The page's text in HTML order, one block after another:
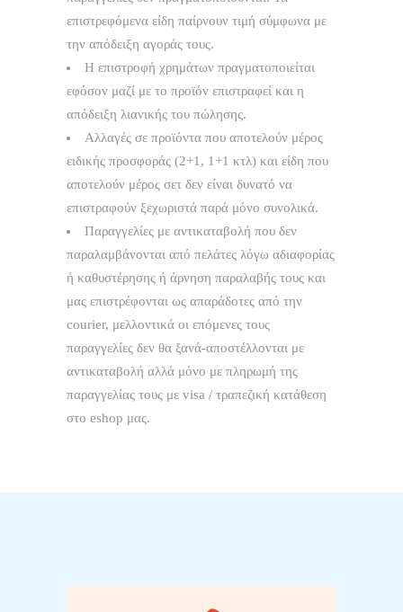
παραγγελίες δεν πραγματοποιούνται. Τα
επιστρεφόμενα είδη παίρνουν τιμή σύμφωνα με
την απόδειξη αγοράς τους.
Η επιστροφή χρημάτων πραγματοποιείται
εφόσον μαζί με το προϊόν επιστραφεί και η
απόδειξη λιανικής του πώλησης.
Αλλαγές σε προϊόντα που αποτελούν μέρος
ειδικής προσφοράς (2+1, 1+1 κτλ) και είδη που
αποτελούν μέρος σετ δεν είναι δυνατό να
επιστραφούν ξεχωριστά παρά μόνο συνολικά.
Παραγγελίες με αντικαταβολή που δεν
παραλαμβάνονται από πελάτες λόγω αδιαφορίας
ή καθυστέρησης ή άρνηση παραλαβής τους και
μας επιστρέφονται ως απαράδοτες από την
courier, μελλοντικά οι επόμενες τους
παραγγελίες δεν θα ξανά-αποστέλλονται με
αντικαταβολή αλλά μόνο με πληρωμή της
παραγγελίας τους με visa / τραπεζική κατάθεση
στο eshop μας.